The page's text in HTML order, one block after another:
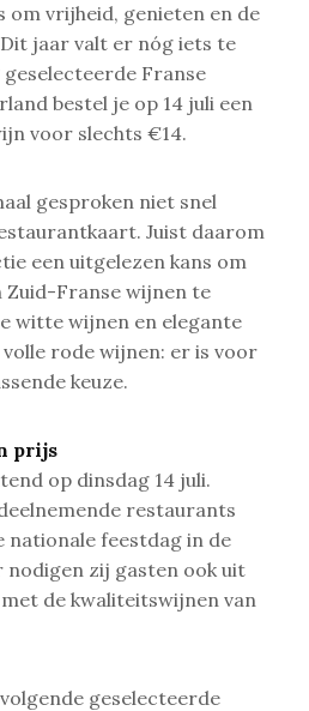
om vrijheid, genieten en de
jaar valt er nóg iets te
Franse
bestel je op 14 juli een
voor slechts €14.
gesproken niet snel
Juist daarom
een uitgelezen kans om
Zuid-Franse wijnen te
witte wijnen en elegante
rode wijnen: er is voor
keuze.
prijs
op dinsdag 14 juli.
restaurants
nationale feestdag in de
zij gasten ook uit
de kwaliteitswijnen van
geselecteerde